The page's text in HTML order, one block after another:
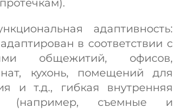
адаптивность:
в соответствии с
общежитий, офисов,
кухонь, помещений для
и т.д., гибкая внутренняя
(например, съемные и